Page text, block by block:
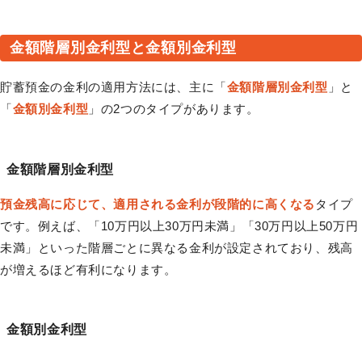
金額階層別金利型と金額別金利型
貯蓄預金の金利の適用方法には、主に「金額階層別金利型 」と
「金額別金利型 」の2つのタイプがあります。
金額階層別金利型
預金残高に応じて、適用される金利が段階的に高くなる タイプ
です。例えば、「10万円以上30万円未満」「30万円以上50万円
未満」といった階層ごとに異なる金利が設定されており、残高
が増えるほど有利になります。
金額別金利型